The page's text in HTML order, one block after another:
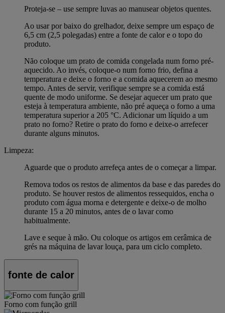
Proteja-se – use sempre luvas ao manusear objetos quentes.
Ao usar por baixo do grelhador, deixe sempre um espaço de
6,5 cm (2,5 polegadas) entre a fonte de calor e o topo do
produto.
Não coloque um prato de comida congelada num forno pré-
aquecido. Ao invés, coloque-o num forno frio, defina a
temperatura e deixe o forno e a comida aquecerem ao mesmo
tempo. Antes de servir, verifique sempre se a comida está
quente de modo uniforme. Se desejar aquecer um prato que
esteja à temperatura ambiente, não pré aqueça o forno a uma
temperatura superior a 205 °C. Adicionar um líquido a um
prato no forno? Retire o prato do forno e deixe-o arrefecer
durante alguns minutos.
Limpeza:
Aguarde que o produto arrefeça antes de o começar a limpar.
Remova todos os restos de alimentos da base e das paredes do
produto. Se houver restos de alimentos ressequidos, encha o
produto com água morna e detergente e deixe-o de molho
durante 15 a 20 minutos, antes de o lavar como
habitualmente.
Lave e seque à mão. Ou coloque os artigos em cerâmica de
grés na máquina de lavar louça, para um ciclo completo.
fonte de calor
Forno com função grill